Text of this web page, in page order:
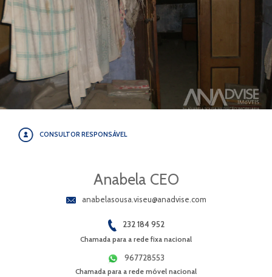
CONSULTOR RESPONSÁVEL
Anabela CEO
anabelasousa.viseu@anadvise.com
232 184 952
Chamada para a rede fixa nacional
967728553
Chamada para a rede móvel nacional